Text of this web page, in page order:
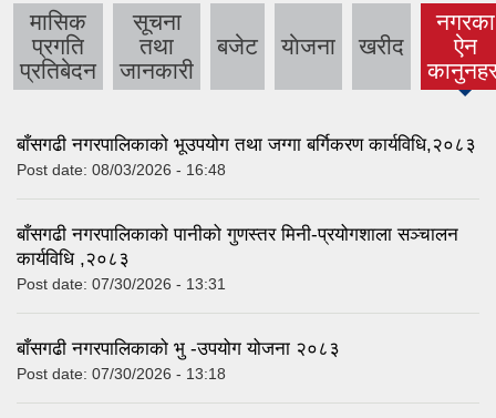
मासिक
प्रगति
प्रतिबेदन
सूचना
तथा
जानकारी
बजेट याेजना खरीद
नगरका
ऐन
tab)
बाँसगढी नगरपालिकाको भूउपयोग तथा जग्गा बर्गिकरण कार्यविधि,२०८३
Post date: 08/03/2026 - 16:48
बाँसगढी नगरपालिकाको पानीको गुणस्तर मिनी-प्रयोगशाला सञ्चालन
कार्यविधि ,२०८३
Post date: 07/30/2026 - 13:31
बाँसगढी नगरपालिकाको भु -उपयोग योजना २०८३
Post date: 07/30/2026 - 13:18